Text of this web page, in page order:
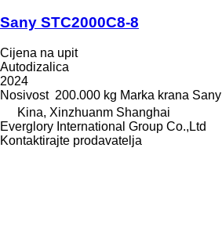
Sany STC2000C8-8
Cijena na upit
Autodizalica
2024
Nosivost 200.000 kg Marka krana Sany
Kina, Xinzhuanm Shanghai
Everglory International Group Co.,Ltd
Kontaktirajte prodavatelja